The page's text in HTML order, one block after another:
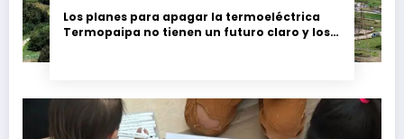
Los planes para apagar la termoeléctrica
Termopaipa no tienen un futuro claro y los